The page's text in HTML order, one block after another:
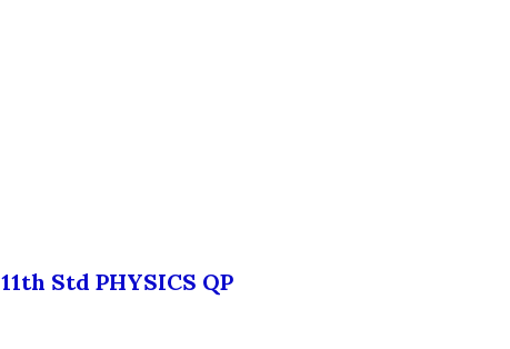
11th Std PHYSICS QP